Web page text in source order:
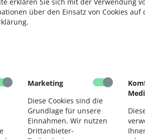
über den Einsatz von Cookies auf
Marketing
Diese Cookies sind die
Grundlage für unsere
Einnahmen. Wir nutzen
Drittanbieter-
Hilfsmitteln. Das
Büroalltag kann
mit eingeladenen
Testnutzung eines neu
wird der Frage
Im Zukunftslabor wird
Workshops im
Zukunft erarbeitet.
Änderungen von
2027